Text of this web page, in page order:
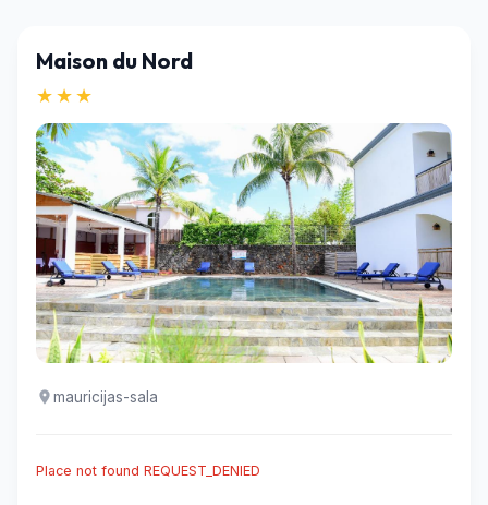
Maison du Nord
★★★
mauricijas-sala
Place not found REQUEST_DENIED